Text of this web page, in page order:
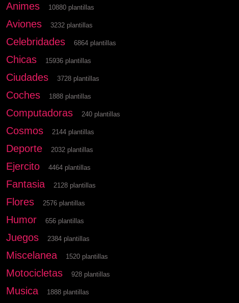
Animes 10880 plantillas
Aviones 3232 plantillas
Celebridades 6864 plantillas
Chicas 15936 plantillas
Ciudades 3728 plantillas
Coches 1888 plantillas
Computadoras 240 plantillas
Cosmos 2144 plantillas
Deporte 2032 plantillas
Ejercito 4464 plantillas
Fantasia 2128 plantillas
Flores 2576 plantillas
Humor 656 plantillas
Juegos 2384 plantillas
Miscelanea 1520 plantillas
Motocicletas 928 plantillas
Musica 1888 plantillas